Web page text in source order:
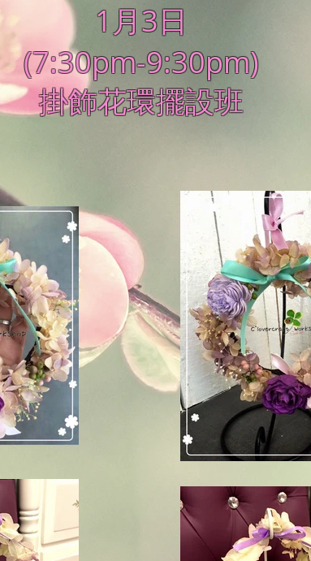
1月3日
(7:30pm-9:30pm)
掛飾花環擺設班